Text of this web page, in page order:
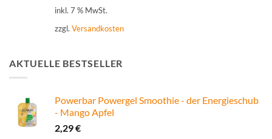
inkl. 7 % MwSt.
zzgl. Versandkosten
AKTUELLE BESTSELLER
Powerbar Powergel Smoothie - der Energieschub
- Mango Apfel
2,29€